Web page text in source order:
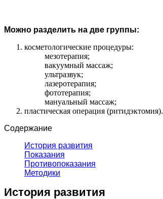
Можно разделить на две группы:
косметологические процедуры:
мезотерапия;
вакуумный массаж;
ультразвук;
лазеротерапия;
фототерапия;
мануальный массаж;
пластическая операция (ритидэктомия).
Содержание
История развития
Показания
Противопоказания
Методики
История развития